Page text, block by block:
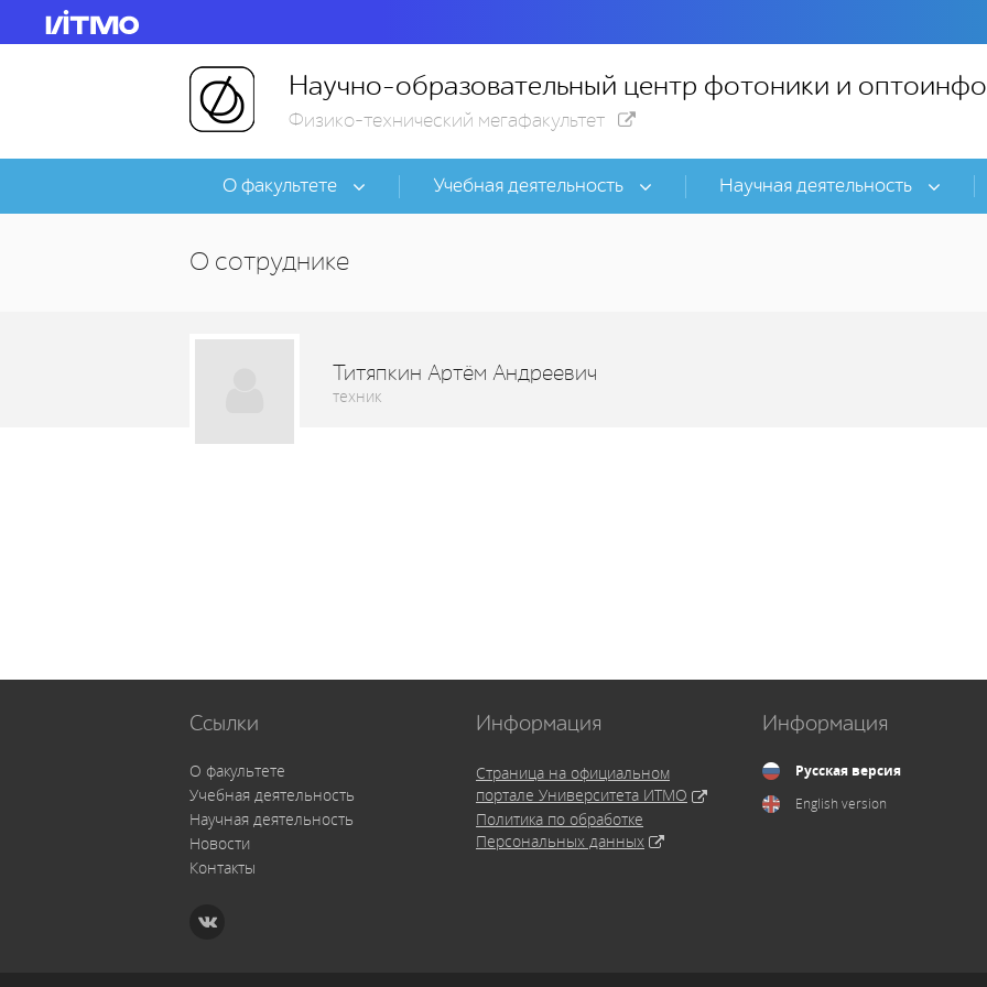
Научно-образовательный центр фотоники и
Физико-технический мегафакультет
О факультете Учебная деятельность Научная деятельность
О сотруднике
Титяпкин Артём Андреевич
техник
Ссылки
О факультете
Учебная деятельность
Научная деятельность
Новости
Контакты
Информация
Страница на официальном
портале Университета ИТМО
Политика по обработке
Персональных данных
Информация
Русская версия
English version